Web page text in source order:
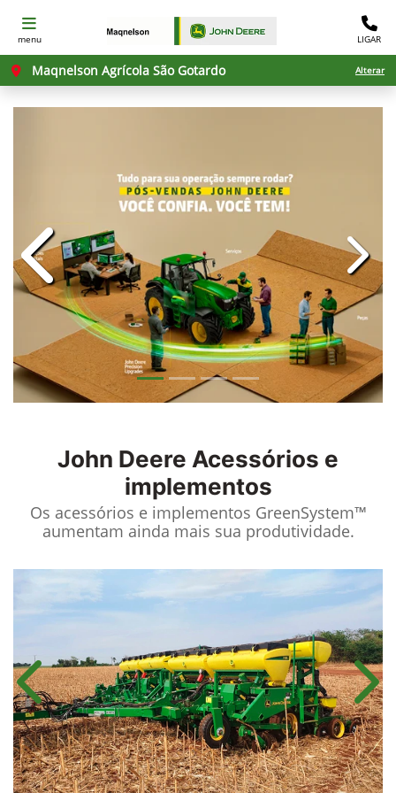
menu LIGAR
Maqnelson Agrícola São Gotardo Alterar